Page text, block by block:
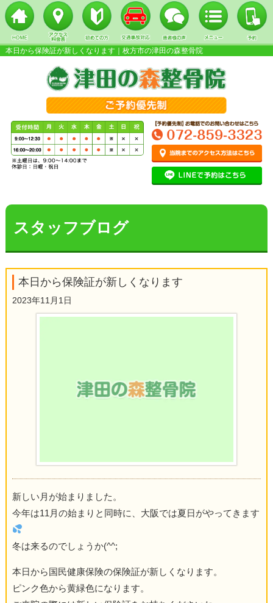
▼
本日から保険証が新しくなります｜枚方市の津田の森整骨院
スタッフブログ
本日から保険証が新しくなります
2023年11月1日
新しい月が始まりました。
今年は11月の始まりと同時に、大阪では夏日がやってきます
冬は来るのでしょうか(^^;
本日から国民健康保険の保険証が新しくなります。
ピンク色から黄緑色になります。